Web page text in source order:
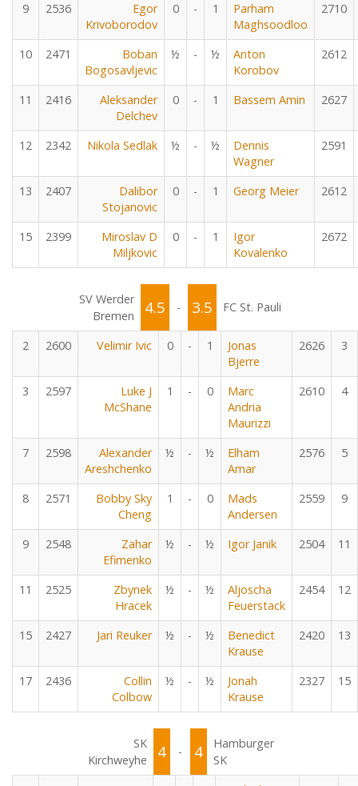
9 2536
Egor
Krivoborodov
0 - 1
Parham
Maghsoodloo
2710
10 2471
Boban
Bogosavljevic
½ - ½
Anton
Korobov
2612
11 2416
Aleksander
Delchev
0 - 1 Bassem Amin 2627
12 2342 Nikola Sedlak ½ - ½
Dennis
Wagner
2591
13 2407
Dalibor
Stojanovic
0 - 1 Georg Meier 2612
15 2399
Miroslav D
Miljkovic
0 - 1
Igor
Kovalenko
2672
SV Werder
Bremen
4.5 - 3.5 FC St. Pauli
2 2600 Velimir Ivic 0 - 1
Jonas
Bjerre
2626 3
3 2597
Luke J
McShane
1 - 0
Marc
Andria
Maurizzi
2610 4
7 2598
Alexander
Areshchenko
½ - ½
Elham
Amar
2576 5
8 2571
Bobby Sky
Cheng
1 - 0
Mads
Andersen
2559 9
9 2548
Zahar
Efimenko
½ - ½ Igor Janik 2504 11
11 2525
Zbynek
Hracek
½ - ½
Aljoscha
Feuerstack
2454 12
15 2427 Jari Reuker ½ - ½
Benedict
Krause
2420 13
17 2436
Collin
Colbow
½ - ½
Jonah
Krause
2327 15
SK
Kirchweyhe
4 - 4
Hamburger
SK